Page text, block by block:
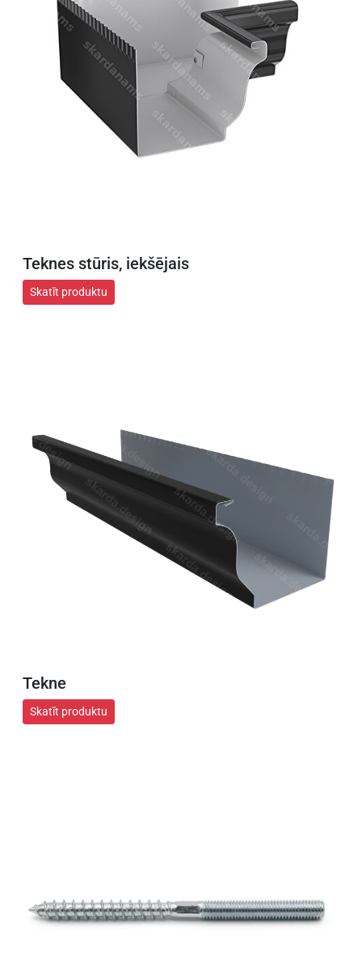
Teknes stūris, iekšējais
Skatīt produktu
Tekne
Skatīt produktu